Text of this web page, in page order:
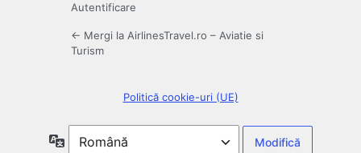
Autentificare
← Mergi la AirlinesTravel.ro – Aviatie si
Turism
Politică cookie-uri (UE)
Limbă